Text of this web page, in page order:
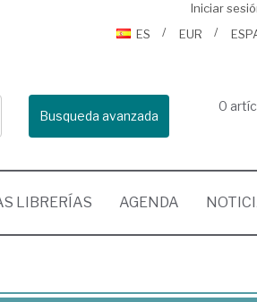
Iniciar
ES
EUR
Busqueda avanzada
0
LIBRERÍAS AGENDA